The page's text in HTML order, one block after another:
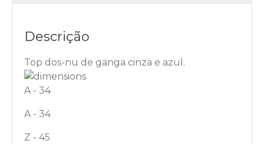
Descrição
Top dos-nu de ganga cinza e azul.
A - 34
A - 34
Z - 45